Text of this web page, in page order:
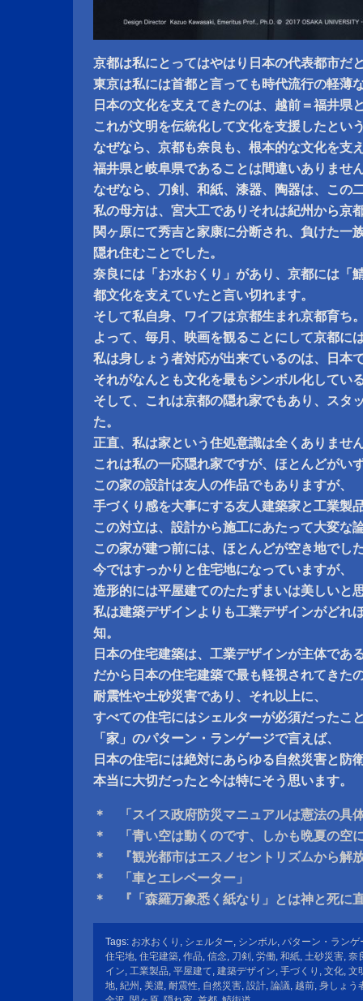
京都は私にとってはやはり日本の代表都市だ
東京は私には首都と言っても時代流行の軽薄
日本の文化を支えてきたのは、越前＝福井県
これが文明を伝統化して文化を支援したとい
なぜなら、京都も奈良も、根本的な文化を支
福井県と岐阜県であることは間違いありませ
なぜなら、刀剣、和紙、漆器、陶器は、この
私の母方は、宮大工でありそれは紀州から京
関ヶ原にて秀吉と家康に分断され、負けた一
隠れ住むことでした。
奈良には「お水おくり」があり、京都には「
都文化を支えていたと言い切れます。
そして私自身、ワイフは京都生まれ京都育ち
よって、毎月、映画を観ることにして京都に
私は身しょう者対応が出来ているのは、日本
それがなんとも文化を最もシンボル化してい
そして、これは京都の隠れ家でもあり、スタ
た。
正直、私は家という住処意識は全くありませ
これは私の一応隠れ家ですが、ほとんどがい
この家の設計は友人の作品でもありますが、
手づくり感を大事にする友人建築家と工業製
この対立は、設計から施工にあたって大変な
この家が建つ前には、ほとんどが空き地でし
今ではすっかりと住宅地になっていますが、
造形的には平屋建てのたたずまいは美しいと
私は建築デザインよりも工業デザインがどれ
知。
日本の住宅建築は、工業デザインが主体であ
だから日本の住宅建築で最も軽視されてきた
耐震性や土砂災害であり、それ以上に、
すべての住宅にはシェルターが必須だったこ
「家」のパターン・ランゲージで言えば、
日本の住宅には絶対にあらゆる自然災害と防
本当に大切だったと今は特にそう思います。
＊ 「スイス政府防災マニュアルは憲法の具
＊ 「青い空は動くのです、しかも晩夏の空
＊ 『観光都市はエスノセントリズムから解
＊ 「車とエレベーター」
＊ 『「森羅万象悉く紙なり」とは神と死に
Tags: お水おくり , シェルター, シンボル, パターン・ランゲ
住宅地, 住宅建築, 作品, 信念, 刀剣 , 労働, 和紙, 土砂災害, 奈
イン, 工業製品, 平屋建て, 建築デザイン, 手づくり , 文化, 文
地, 紀州 , 美濃, 耐震性, 自然災害, 設計, 論議, 越前, 身しょう